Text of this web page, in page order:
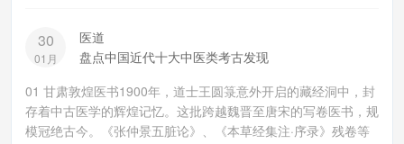
30
01月
医道
盘点中国近代十大中医类考古发现
01 甘肃敦煌医书1900年，道士王圆箓意外开启的藏经洞中，封
存着中古医学的辉煌记忆。这批跨越魏晋至唐宋的写卷医书，规
模冠绝古今。《张仲景五脏论》、《本草经集注·序录》残卷等